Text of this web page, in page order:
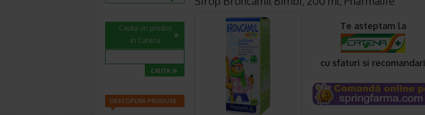
Te asteptam la
cu sfaturi si recomandari
Cauta un produs
in Catena
DESCOPERA PRODUSE